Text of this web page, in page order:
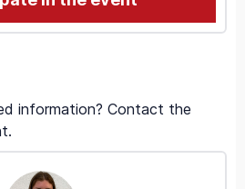
information? Contact the